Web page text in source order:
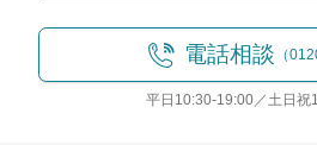
電話相談 （
平日10:30-19:00／土日祝